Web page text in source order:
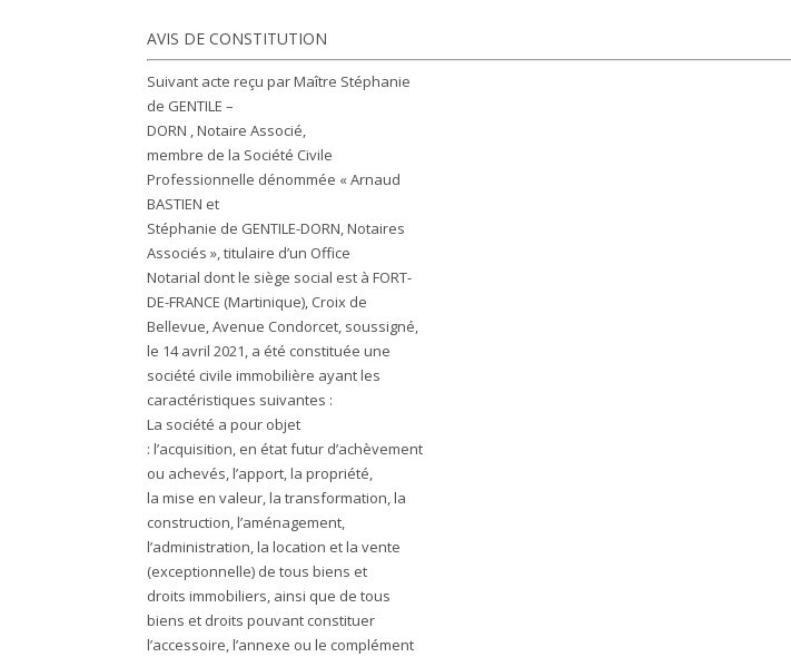
AVIS DE CONSTITUTION
Suivant acte reçu par Maître Stéphanie
de GENTILE –
DORN , Notaire Associé,
membre de la Société Civile
Professionnelle dénommée « Arnaud
BASTIEN et
Stéphanie de GENTILE-DORN, Notaires
Associés », titulaire d’un Office
Notarial dont le siège social est à FORT-
DE-FRANCE (Martinique), Croix de
Bellevue, Avenue Condorcet, soussigné,
le 14 avril 2021, a été constituée une
société civile immobilière ayant les
caractéristiques suivantes :
La société a pour objet
: l’acquisition, en état futur d’achèvement
ou achevés, l’apport, la propriété,
la mise en valeur, la transformation, la
construction, l’aménagement,
l’administration, la location et la vente
(exceptionnelle) de tous biens et
droits immobiliers, ainsi que de tous
biens et droits pouvant constituer
l’accessoire, l’annexe ou le complément